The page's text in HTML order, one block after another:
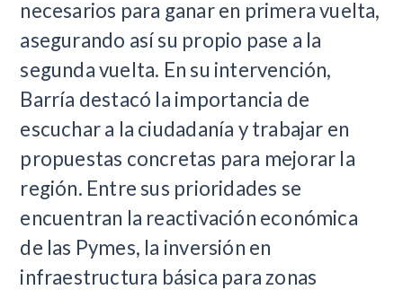
necesarios para ganar en primera vuelta,
asegurando así su propio pase a la
segunda vuelta. En su intervención,
Barría destacó la importancia de
escuchar a la ciudadanía y trabajar en
propuestas concretas para mejorar la
región. Entre sus prioridades se
encuentran la reactivación económica
de las Pymes, la inversión en
infraestructura básica para zonas